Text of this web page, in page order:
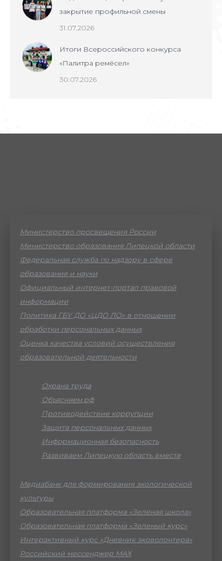
закрытие профильной смены
31.07.2026
Итоги Всероссийского конкурса
«Палитра ремёсел»
30.07.2026
Министерство просвещения России
Министерство образования Липецкой области
Федеральная служба по надзору в сфере
образования и науки
Официальный интернет-портал правовой
информации
Политика ГБУ ДО «ЦДО ЛО» в отношении
обработки персональных данных
Оценка качества условий осуществления
образовательной деятельности
Охрана труда
Объясняем.рф
Противодействие коррупции
Защита персональных данных
Информационная безопасность
Развиваем Липецкую область вместе
Медиабанк для формирования экологической
культуры
Образовательная платформа «Зеленая школа»
Образовательная платформа «Зеленый курс»
Интерактивный курс «Дневник эковолонтера»
Российский мессенджер МАХ